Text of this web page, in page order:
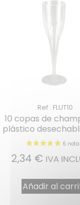
Ref : FLUT10
10 copas de
plástico
2,34 € IVA
Añadir al